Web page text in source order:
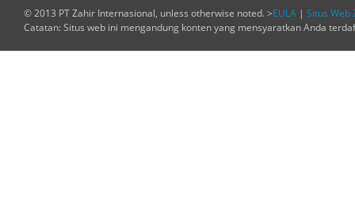
© 2013 PT Zahir Internasional, unless otherwise noted. >EULA | Situs Web
Catatan: Situs web ini mengandung konten yang mensyaratkan Anda